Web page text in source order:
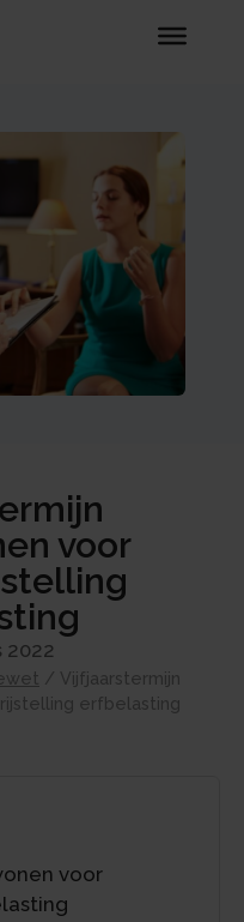
voor
2022
/ Vijfjaarstermijn
erfbelasting
voor